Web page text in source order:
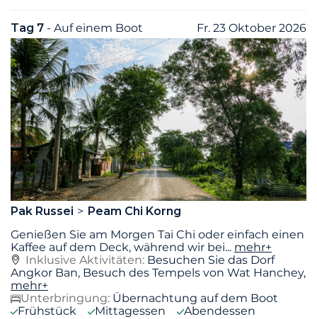
Tag 7 - Auf einem Boot Fr. 23 Oktober 2026
Pak Russei
Peam Chi Korng
Genießen Sie am Morgen Tai Chi oder einfach einen
Kaffee auf dem Deck, während wir bei... mehr+
Inklusive Aktivitäten: Besuchen Sie das Dorf
Angkor Ban, Besuch des Tempels von Wat Hanchey,
mehr+
Unterbringung: Übernachtung auf dem Boot
Frühstück
Mittagessen Abendessen